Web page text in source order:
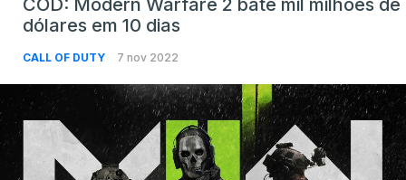
COD: Modern Warfare 2 bate mil milhões de
dólares em 10 dias
CALL OF DUTY 7 nov 2022